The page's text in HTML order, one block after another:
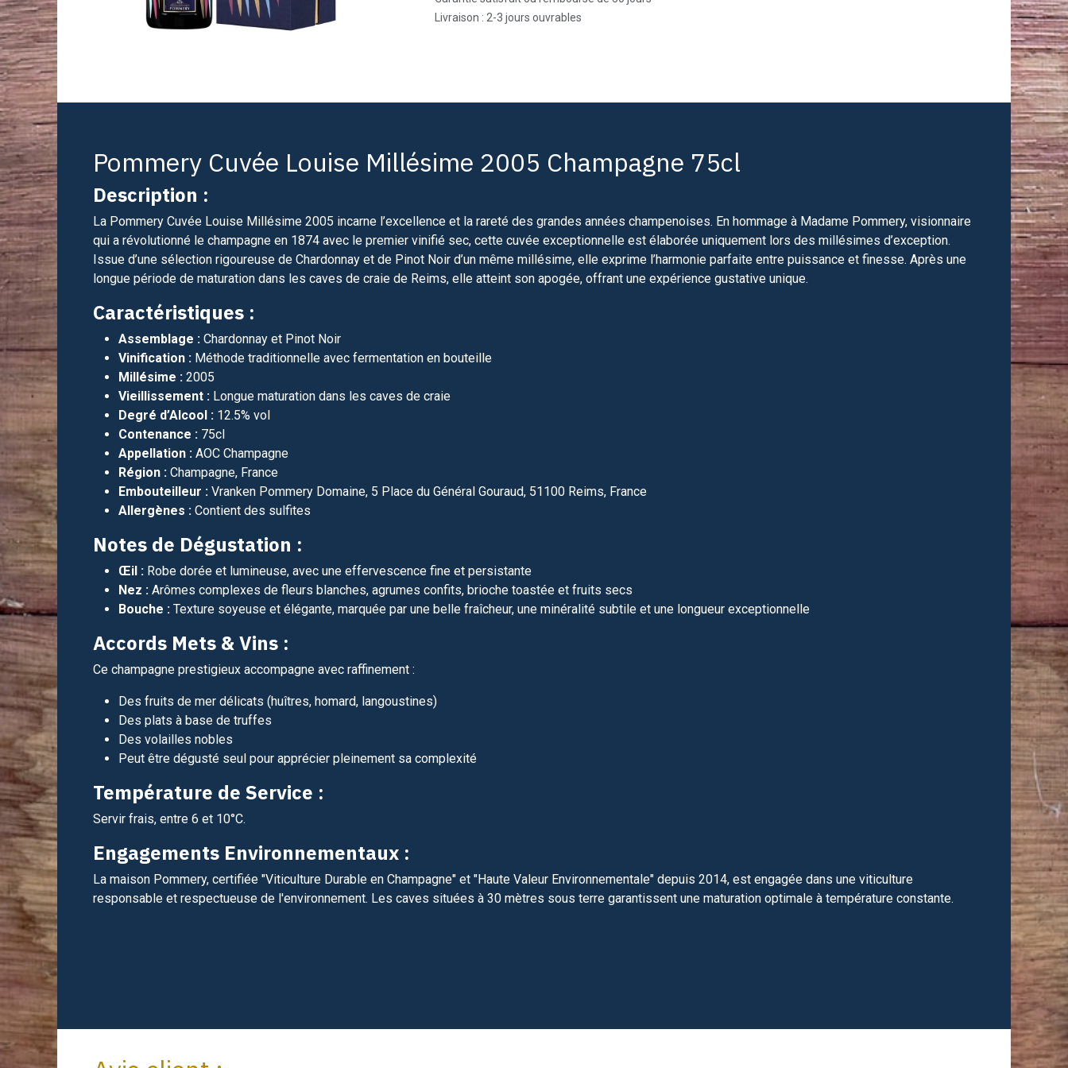
Livraison : 2-3 jours ouvrables
Pommery Cuvée Louise Millésime 2005 Champagne 75cl
Description :
La Pommery Cuvée Louise Millésime 2005 incarne l’excellence et la rareté des grandes années champenoises. En hommage à Madame Pommery, visionnaire
qui a révolutionné le champagne en 1874 avec le premier vinifié sec, cette cuvée exceptionnelle est élaborée uniquement lors des millésimes d’exception.
Issue d’une sélection rigoureuse de Chardonnay et de Pinot Noir d’un même millésime, elle exprime l’harmonie parfaite entre puissance et finesse. Après une
longue période de maturation dans les caves de craie de Reims, elle atteint son apogée, offrant une expérience gustative unique.
Caractéristiques :
Assemblage : Chardonnay et Pinot Noir
Vinification : Méthode traditionnelle avec fermentation en bouteille
Millésime : 2005
Vieillissement : Longue maturation dans les caves de craie
Degré d’Alcool : 12.5% vol
Contenance : 75cl
Appellation : AOC Champagne
Région : Champagne, France
Embouteilleur : Vranken Pommery Domaine, 5 Place du Général Gouraud, 51100 Reims, France
Allergènes : Contient des sulfites
Notes de Dégustation :
Œil : Robe dorée et lumineuse, avec une effervescence fine et persistante
Nez : Arômes complexes de fleurs blanches, agrumes confits, brioche toastée et fruits secs
Bouche : Texture soyeuse et élégante, marquée par une belle fraîcheur, une minéralité subtile et une longueur exceptionnelle
Accords Mets & Vins :
Ce champagne prestigieux accompagne avec raffinement :
Des fruits de mer délicats (huîtres, homard, langoustines)
Des plats à base de truffes
Des volailles nobles
Peut être dégusté seul pour apprécier pleinement sa complexité
Température de Service :
Servir frais, entre 6 et 10°C.
Engagements Environnementaux :
La maison Pommery, certifiée "Viticulture Durable en Champagne" et "Haute Valeur Environnementale" depuis 2014, est engagée dans une viticulture
responsable et respectueuse de l'environnement. Les caves situées à 30 mètres sous terre garantissent une maturation optimale à température constante.